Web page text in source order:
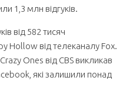
1,3 млн відгуків.
від 582 тисяч
Hollow від телеканалу Fox.
Ones від CBS викликав
які залишили понад